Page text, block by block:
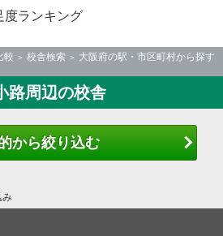
度ランキング
較 校舎検索
大阪府の駅・市区町村から探す
路周辺の校舎
から絞り込む
み